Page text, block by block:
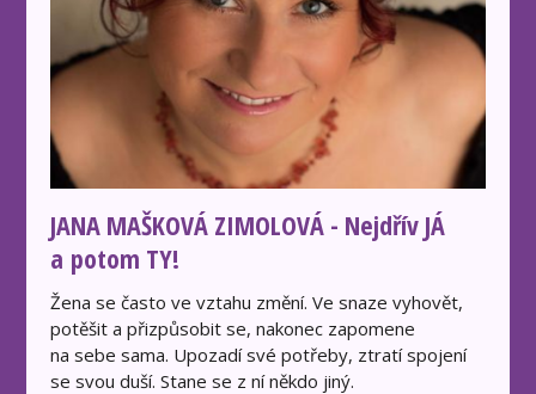
JANA MAŠKOVÁ ZIMOLOVÁ - Nejdřív JÁ
a potom TY!
Žena se často ve vztahu změní. Ve snaze vyhovět,
potěšit a přizpůsobit se, nakonec zapomene
na sebe sama. Upozadí své potřeby, ztratí spojení
se svou duší. Stane se z ní někdo jiný.